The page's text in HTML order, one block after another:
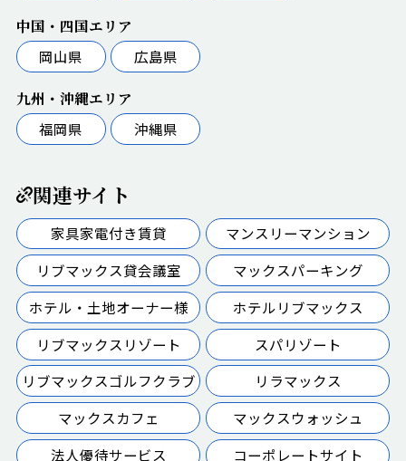
中国・四国エリア
岡山県
広島県
九州・沖縄エリア
福岡県
沖縄県
関連サイト
家具家電付き賃貸
マンスリーマンション
リブマックス貸会議室
マックスパーキング
ホテル・土地オーナー様
ホテルリブマックス
リブマックスリゾート
スパリゾート
リブマックスゴルフクラブ
リラマックス
マックスカフェ
マックスウォッシュ
法人優待サービス
コーポレートサイト